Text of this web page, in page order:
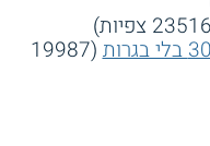
(19987